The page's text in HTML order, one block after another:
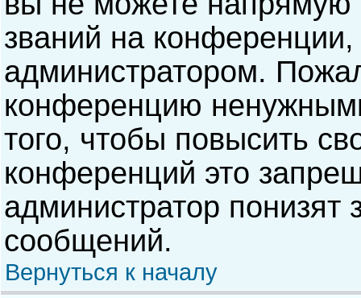
званий на
администратором.
конференцию
того, чтобы повысить
конференций это
администратор понизят
сообщений.
Вернуться к началу